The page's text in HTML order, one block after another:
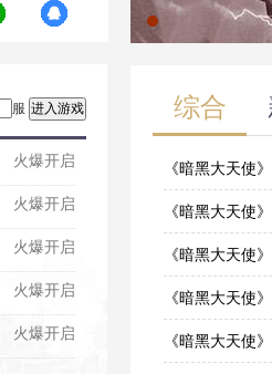
服
火爆开启
火爆开启
火爆开启
火爆开启
火爆开启
综合
《暗黑大天使
11-26
《暗黑大天使
11-05
《暗黑大天使
11-05
《暗黑大天使
09-24
《暗黑大天使